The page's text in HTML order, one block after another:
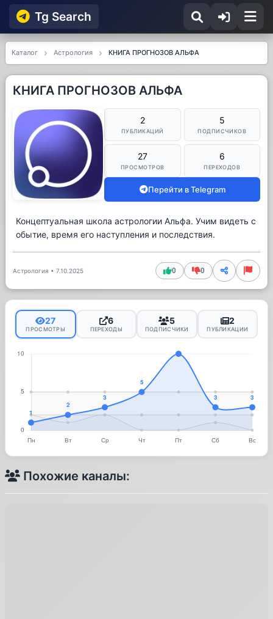
Tg Searсh
Каталог Астрология КНИГА ПРОГНОЗОВ АЛЬФА
КНИГА ПРОГНОЗОВ АЛЬФА
2
ПУБЛИКАЦИЙ
5
ПОДПИСЧИКОВ
27
ПРОСМОТРОВ
6
ПЕРЕХОДОВ
Перейти в Telegram
Концептуальная школа астрологии Альфа. Учим видеть с
обытие, время его наступления и последствия.
Астрология • 7.10.2025 0 0
27
ПРОСМОТРЫ
6
ПЕРЕХОДЫ
5
ПОДПИСЧИКИ
2
ПУБЛИКАЦИИ
Похожие каналы: